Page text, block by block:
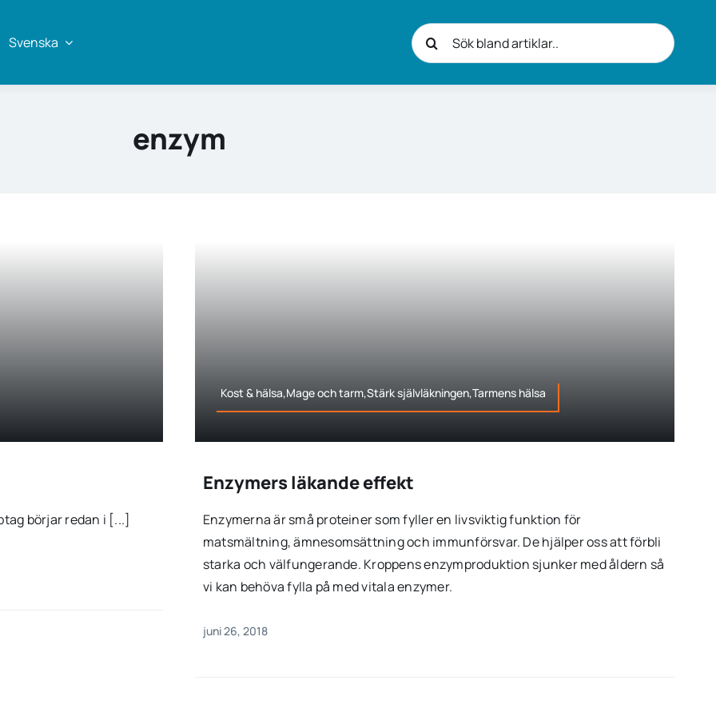
Svenska
Sök
efter:
enzym
börjar redan i [...]
Kost & hälsa,Mage och tarm,Stärk självläkningen,Tarmens hälsa
Enzymers läkande effekt
Enzymerna är små proteiner som fyller en livsviktig funktion för
matsmältning, ämnesomsättning och immunförsvar. De hjälper oss att förbli
starka och välfungerande. Kroppens enzymproduktion sjunker med åldern så
vi kan behöva fylla på med vitala enzymer.
juni 26, 2018